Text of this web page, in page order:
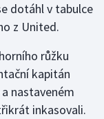
dotáhl v tabulce
z United.
růžku
kapitán
nastaveném
inkasovali.